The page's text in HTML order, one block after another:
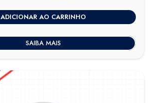
preço
original
era:
R$600,00.
preço
atual
é:
R$529,00.
ADICIONAR AO CARRINHO
SAIBA MAIS